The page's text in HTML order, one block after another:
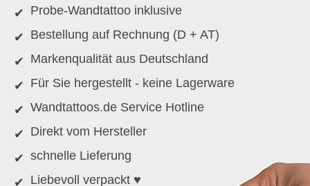
Probe-Wandtattoo inklusive
Bestellung auf Rechnung (D + AT)
Markenqualität aus Deutschland
Für Sie hergestellt - keine Lagerware
Wandtattoos.de Service Hotline
Direkt vom Hersteller
schnelle Lieferung
Liebevoll verpackt ♥